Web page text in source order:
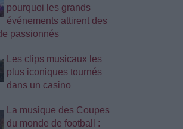
pourquoi les grands
événements attirent des
passionnés
Les clips musicaux les
plus iconiques tournés
dans un casino
La musique des Coupes
du monde de football :